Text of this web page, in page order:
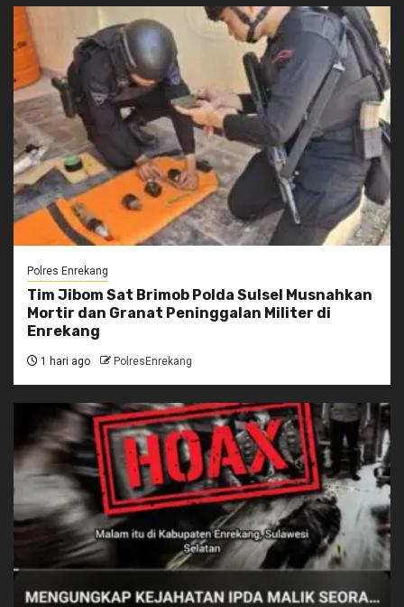
Polres Enrekang
Tim Jibom Sat Brimob Polda Sulsel Musnahkan
Mortir dan Granat Peninggalan Militer di
Enrekang
1 hari ago PolresEnrekang